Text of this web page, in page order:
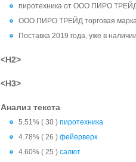
пиротехника от ООО ПИРО
ООО ПИРО ТРЕЙД торговая
Поставка 2019 года, уже в
<H2>
<H3>
Анализ текста
5.51% ( 30 ) пиротехника
4.78% ( 26 ) фейерверк
4.60% ( 25 ) салют